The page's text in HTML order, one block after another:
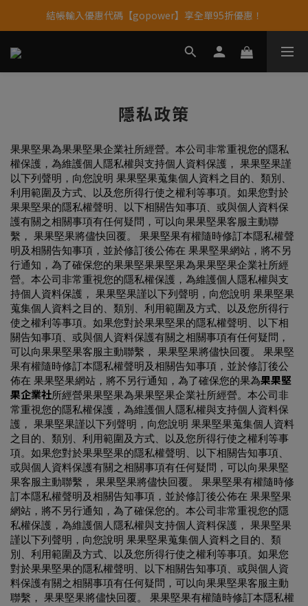
果果11歲慶｜App 下單享 5% 購物金回饋
隱私政策
果果堅果為果果堅果企業社所經營。本公司非常重視您的隱私
權保護，為維護個人隱私權與支持個人資料保護， 果果堅果謹
以下列聲明，向您說明 果果堅果蒐集個人資料之目的、類別、
利用範圍及方式、以及您所得行使之權利等事項。如果您對於
果果堅果的隱私權聲明、以下相關告知事項、或與個人資料保
護有關之相關事項有任何疑問，可以向果果堅果客服主動聯
繫， 果果堅果將儘快回覆。 果果堅果有權隨時修訂本隱私權聲
明及相關告知事項，並於修訂後公佈在 果果堅果網站，將不另
行通知，為了確保您的果果堅果果堅果為果果堅果企業社所經
營。本公司非常重視您的隱私權保護，為維護個人隱私權與支
持個人資料保護， 果果堅果謹以下列聲明，向您說明 果果堅果
蒐集個人資料之目的、類別、利用範圍及方式、以及您所得行
使之權利等事項。如果您對於果果堅果的隱私權聲明、以下相
關告知事項、或與個人資料保護有關之相關事項有任何疑問，
可以向果果堅果客服主動聯繫， 果果堅果將儘快回覆。 果果堅
果有權隨時修訂本隱私權聲明及相關告知事項，並於修訂後公
佈在 果果堅果網站，將不另行通知，為了確保您的果為果果堅
果企業社所經營果果堅果為果果堅果企業社所經營。本公司非
常重視您的隱私權保護，為維護個人隱私權與支持個人資料保
護， 果果堅果謹以下列聲明，向您說明 果果堅果蒐集個人資料
之目的、類別、利用範圍及方式、以及您所得行使之權利等事
項。如果您對於果果堅果的隱私權聲明、以下相關告知事項、
或與個人資料保護有關之相關事項有任何疑問，可以向果果堅
果客服主動聯繫， 果果堅果將儘快回覆。 果果堅果有權隨時修
訂本隱私權聲明及相關告知事項，並於修訂後公佈在 果果堅果
網站，將不另行通知，為了確保您的。本公司非常重視您的隱
私權保護，為維護個人隱私權與支持個人資料保護， 果果堅果
謹以下列聲明，向您說明 果果堅果蒐集個人資料之目的、類
別、利用範圍及方式、以及您所得行使之權利等事項。如果您
對於果果堅果的隱私權聲明、以下相關告知事項、或與個人資
料保護有關之相關事項有任何疑問，可以向果果堅果客服主動
聯繫， 果果堅果將儘快回覆。 果果堅果有權隨時修訂本隱私權